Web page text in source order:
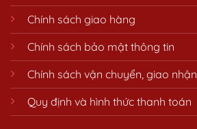
Chính sách giao hàng
Chính sách bảo mật thông tin
Chính sách vận chuyển, giao nhận
Quy định và hình thức thanh toán